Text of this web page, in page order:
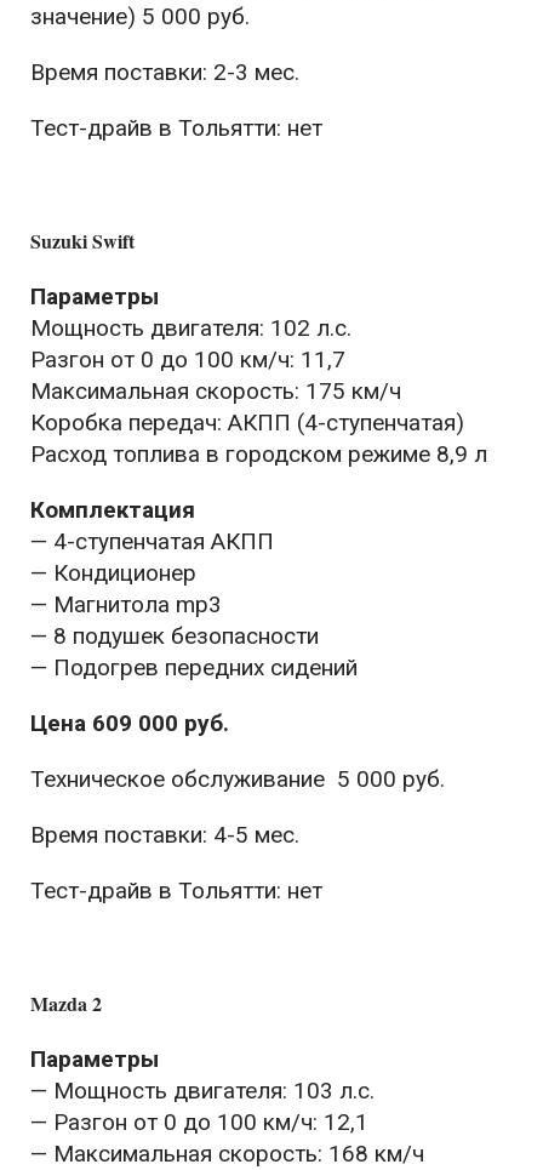
значение) 5 000 руб.
Время поставки: 2-3 мес.
Тест-драйв в Тольятти: нет
Suzuki Swift
Параметры
Мощность двигателя: 102 л.с.
Разгон от 0 до 100 км/ч: 11,7
Максимальная скорость: 175 км/ч
Коробка передач: АКПП (4-ступенчатая)
Расход топлива в городском режиме 8,9 л
Комплектация
— 4-ступенчатая АКПП
— Кондиционер
— Магнитола mp3
— 8 подушек безопасности
— Подогрев передних сидений
Цена 609 000 руб.
Техническое обслуживание 5 000 руб.
Время поставки: 4-5 мес.
Тест-драйв в Тольятти: нет
Mazda 2
Параметры
— Мощность двигателя: 103 л.с.
— Разгон от 0 до 100 км/ч: 12,1
— Максимальная скорость: 168 км/ч